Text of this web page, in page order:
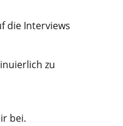
die Interviews
zu
bei.